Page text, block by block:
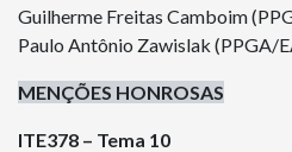
Guilherme Freitas Camboim
Paulo Antônio Zawislak (PPGA/
MENÇÕES HONROSAS
ITE378 – Tema 10